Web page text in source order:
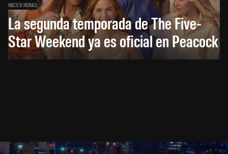
HACE 9 HORAS
La segunda temporada de The Five-
Star Weekend ya es oficial en Peacock